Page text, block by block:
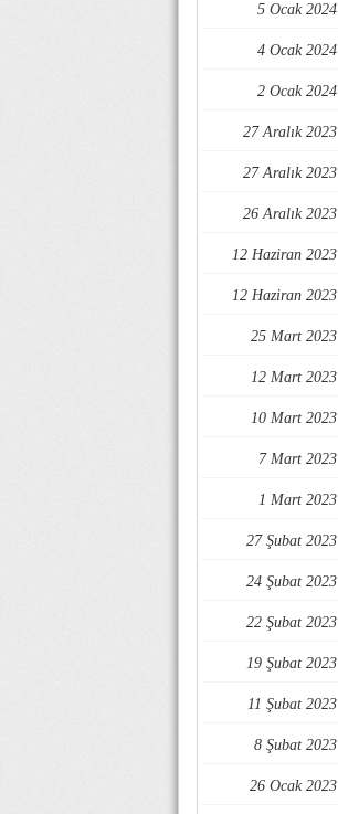
5 Ocak 2024
4 Ocak 2024
2 Ocak 2024
27 Aralık 2023
27 Aralık 2023
26 Aralık 2023
12 Haziran 2023
12 Haziran 2023
25 Mart 2023
12 Mart 2023
10 Mart 2023
7 Mart 2023
1 Mart 2023
27 Şubat 2023
24 Şubat 2023
22 Şubat 2023
19 Şubat 2023
11 Şubat 2023
8 Şubat 2023
26 Ocak 2023